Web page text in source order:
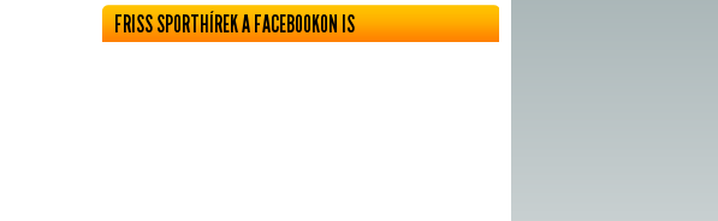
FRISS SPORTHÍREK A FACEBOOKON IS